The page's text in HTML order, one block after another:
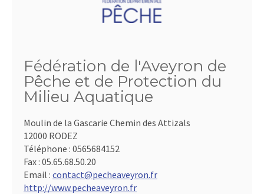
Fédération de l'Aveyron de
Pêche et de Protection du
Milieu Aquatique
Moulin de la Gascarie Chemin des Attizals
12000 RODEZ
Téléphone : 0565684152
Fax : 05.65.68.50.20
Email : contact@pecheaveyron.fr
http://www.pecheaveyron.fr